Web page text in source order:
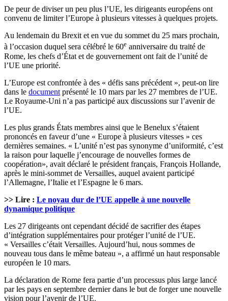
De peur de diviser un peu plus l’UE, les dirigeants européens ont
convenu de limiter l’Europe à plusieurs vitesses à quelques projets.
Au lendemain du Brexit et en vue du sommet du 25 mars prochain,
à l’occasion duquel sera célébré le 60e anniversaire du traité de
Rome, les chefs d’État et de gouvernement ont fait de l’unité de
l’UE une priorité.
L’Europe est confrontée à des « défis sans précédent », peut-on lire
dans le document présenté le 10 mars par les 27 membres de l’UE.
Le Royaume-Uni n’a pas participé aux discussions sur l’avenir de
l’UE.
Les plus grands États membres ainsi que le Benelux s’étaient
prononcés en faveur d’une « Europe à plusieurs vitesses » ces
dernières semaines. « L’unité n’est pas synonyme d’uniformité, c’est
la raison pour laquelle j’encourage de nouvelles formes de
coopération», avait déclaré le président français, François Hollande,
après le mini-sommet de Versailles, auquel avaient participé
l’Allemagne, l’Italie et l’Espagne le 6 mars.
>> Lire : Le noyau dur de l’UE appelle à une nouvelle
dynamique politique
Les 27 dirigeants ont cependant décidé de sacrifier des étapes
d’intégration supplémentaires pour protéger l’unité de l’UE.
« Versailles c’était Versailles. Aujourd’hui, nous sommes de
nouveau tous dans le même bateau », a affirmé un haut responsable
européen le 10 mars.
La déclaration de Rome fera partie d’un processus plus large lancé
par les pays en septembre dernier dans le but de forger une nouvelle
vision pour l’avenir de l’UE.